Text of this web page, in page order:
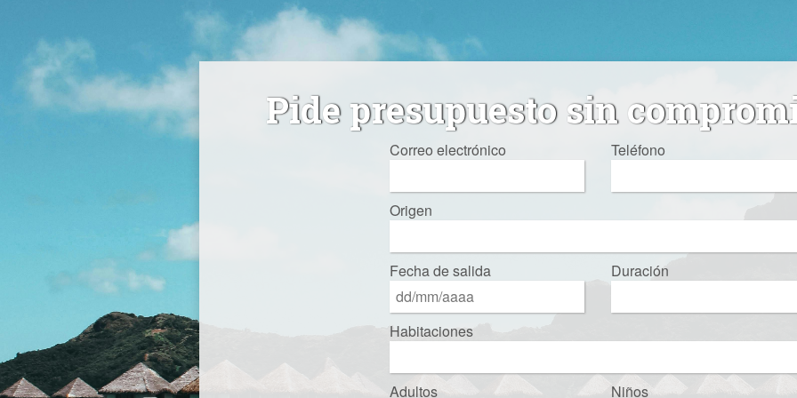
Pide presupuesto sin
Correo electrónico Teléfono
Origen
Fecha de salida Duración
Habitaciones
Adultos Niños